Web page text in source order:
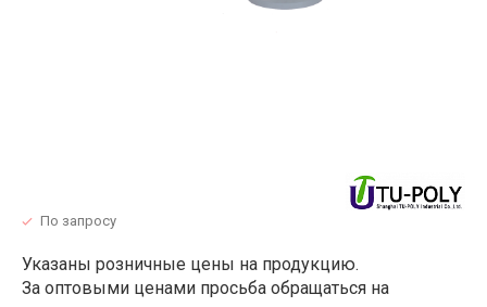
По запросу
Указаны розничные цены на продукцию.
За оптовыми ценами просьба обращаться на